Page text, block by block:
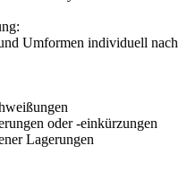
Umformen individuell nach
oder -einkürzungen
Lagerungen